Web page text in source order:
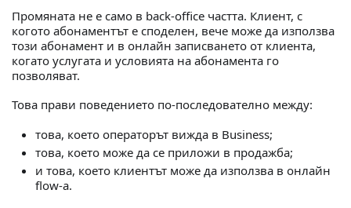
Промяната не е само в back-office частта. Клиент, с
когото абонаментът е споделен, вече може да използва
този абонамент и в онлайн записването от клиента,
когато услугата и условията на абонамента го
позволяват.
Това прави поведението по-последователно между:
това, което операторът вижда в Business;
това, което може да се приложи в продажба;
и това, което клиентът може да използва в онлайн
flow-а.